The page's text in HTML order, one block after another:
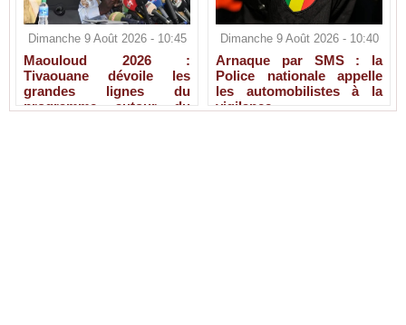
Dimanche 9 Août 2026 - 10:45
Maouloud 2026 :
Tivaouane dévoile les
grandes lignes du
programme autour du
Dimanche 9 Août 2026 - 10:40
Arnaque par SMS : la
Police nationale appelle
les automobilistes à la
vigilance